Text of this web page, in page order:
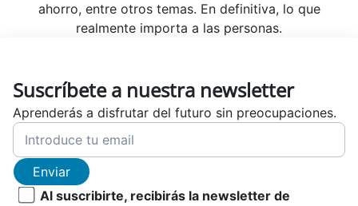
ahorro, entre otros temas. En definitiva, lo que
realmente importa a las personas.
Suscríbete a nuestra newsletter
Aprenderás a disfrutar del futuro sin preocupaciones.
Enviar
Al suscribirte, recibirás la newsletter de